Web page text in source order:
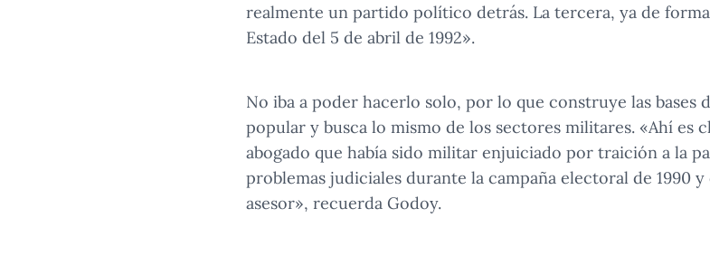
realmente un partido político detrás. La tercera, ya de
Estado del 5 de abril de 1992».
No iba a poder hacerlo solo, por lo que construye las bases
popular y busca lo mismo de los sectores militares. «Ahí es
abogado que había sido militar enjuiciado por traición a la
problemas judiciales durante la campaña electoral de 1990
asesor», recuerda Godoy.